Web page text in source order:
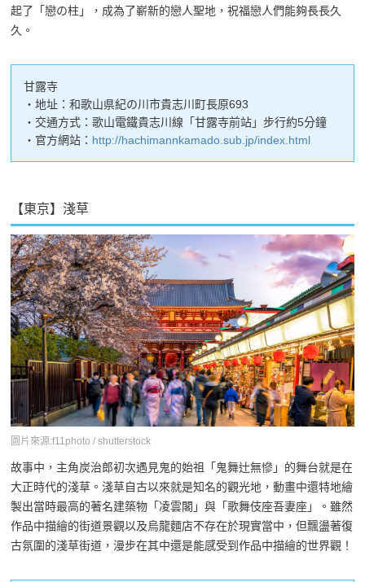
起了「戀の柱」，成為了嶄新的戀人聖地，祝福戀人們能夠長長久
久。
甘露寺
・地址：和歌山県紀の川市貴志川町長原693
・交通方式：歌山電鐵貴志川線「甘露寺前站」步行約5分鐘
・官方網站： http://hachimannkamado.sub.jp/index.html
【東京】淺草
圖片來源:f11photo / shutterstock
故事中，主角炭治郎初次遇見鬼的始祖「鬼舞辻無慘」的舞台就是在
大正時代的淺草。淺草自古以來就是知名的觀光地，動畫中還特地繪
製出當時最高的著名建築物「凌雲閣」與「歌舞伎座吾妻座」。雖然
作品中描繪的街道景觀以及烏龍麵店不存在於現實當中，但飄盪著復
古氛圍的淺草街道，漫步在其中還是能感受到作品中描繪的世界觀！